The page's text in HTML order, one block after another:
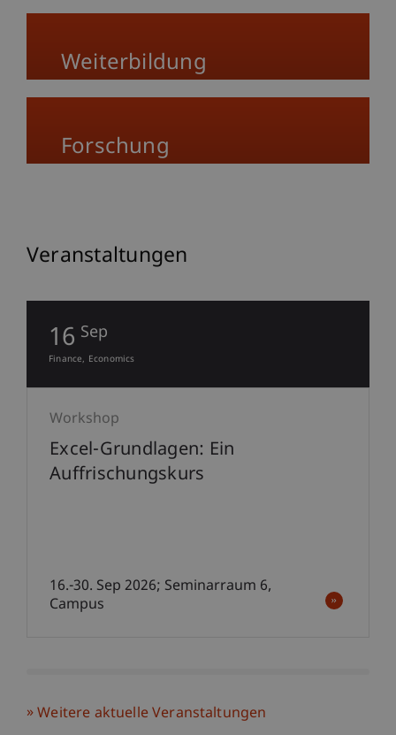
Weiterbildung
Forschung
Veranstaltungen
16 Sep
Finance Economics
Workshop
Excel-Grundlagen: Ein
Auffrischungskurs
16.-30. Sep 2026; Seminarraum 6,
Campus
Weitere aktuelle Veranstaltungen